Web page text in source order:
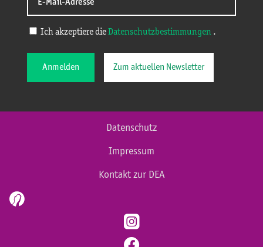
Ich akzeptiere die Datenschutzbestimmungen .
Anmelden Zum aktuellen Newsletter
Datenschutz
Impressum
Kontakt zur DEA